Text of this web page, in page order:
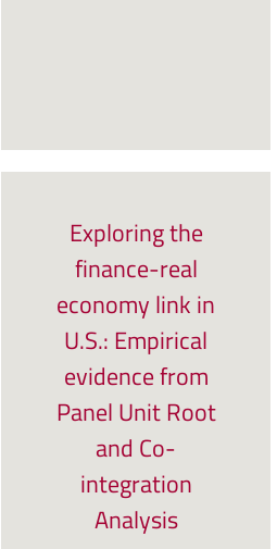
Exploring the
finance-real
economy link in
U.S.: Empirical
evidence from
Panel Unit Root
and Co-
integration
Analysis